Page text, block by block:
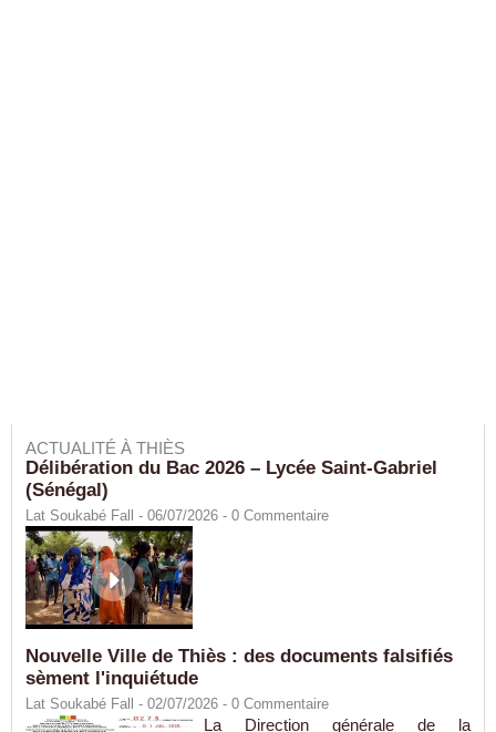
ACTUALITÉ À THIÈS
Délibération du Bac 2026 – Lycée Saint-Gabriel
(Sénégal)
Lat Soukabé Fall - 06/07/2026 - 0 Commentaire
Nouvelle Ville de Thiès : des documents falsifiés
sèment l'inquiétude
Lat Soukabé Fall - 02/07/2026 - 0 Commentaire
La Direction générale de la